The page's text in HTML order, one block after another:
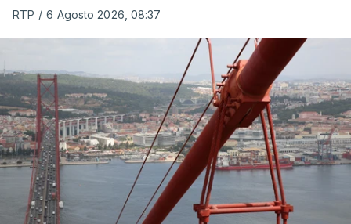
RTP / 6 Agosto 2026, 08:37